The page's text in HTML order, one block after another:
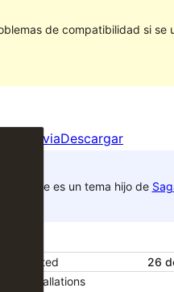
de compatibilidad si se
previaDescargar
Este es un tema hijo de
updated
26
installations